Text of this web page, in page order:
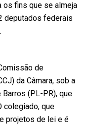
os fins que se almeja
deputados federais
de
da Câmara, sob a
(PL-PR), que
colegiado, que
projetos de lei e é